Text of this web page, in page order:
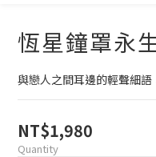
恆星鐘罩永
與戀人之間耳邊的輕聲細
NT$1,980
Quantity